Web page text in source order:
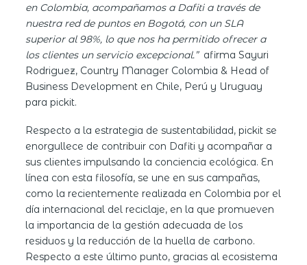
en Colombia, acompañamos a Dafiti a través de
nuestra red de puntos en Bogotá, con un SLA
superior al 98%, lo que nos ha permitido ofrecer a
los clientes un servicio excepcional.” afirma Sayuri
Rodriguez, Country Manager Colombia & Head of
Business Development en Chile, Perú y Uruguay
para pickit.
Respecto a la estrategia de sustentabilidad, pickit se
enorgullece de contribuir con Dafiti y acompañar a
sus clientes impulsando la conciencia ecológica. En
línea con esta filosofía, se une en sus campañas,
como la recientemente realizada en Colombia por el
día internacional del reciclaje, en la que promueven
la importancia de la gestión adecuada de los
residuos y la reducción de la huella de carbono.
Respecto a este último punto, gracias al ecosistema